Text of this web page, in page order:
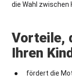
die Wahl zwischen
Vorteile,
Ihren
fördert die